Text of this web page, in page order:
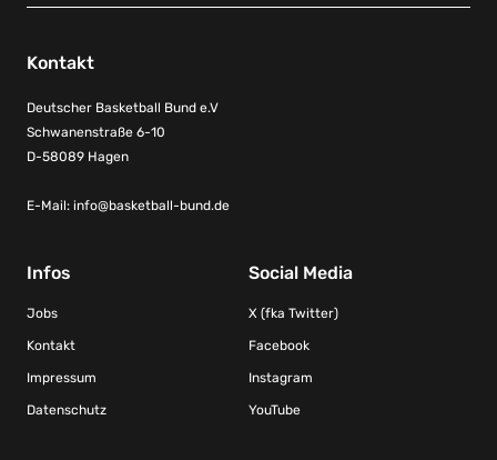
Kontakt
Deutscher Basketball Bund e.V
Schwanenstraße 6-10
D-58089 Hagen
E-Mail: info@basketball-bund.de
Infos
Jobs
Kontakt
Impressum
Datenschutz
Social Media
X (fka Twitter)
Facebook
Instagram
YouTube